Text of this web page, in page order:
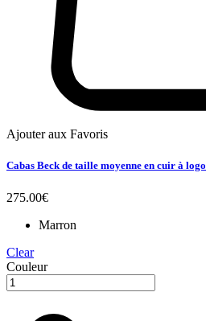
Ajouter aux Favoris
Cabas Beck de taille moyenne en cuir à logo
275.00€
Marron
Clear
Couleur